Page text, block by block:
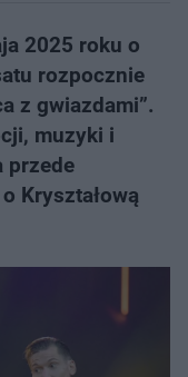
2025 roku o
rozpocznie
z gwiazdami”.
muzyki i
przede
Kryształową